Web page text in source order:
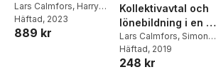
Lars Calmfors, Harry
Flam,John Hassler
Krusell
Häftad, 2023
889 kr
Kollektivavtal och
lönebildning i en ny
tid
Lars Calmfors, Simon
Ek,Ann-Sofie Kolm
Skedinger
Häftad, 2019
248 kr